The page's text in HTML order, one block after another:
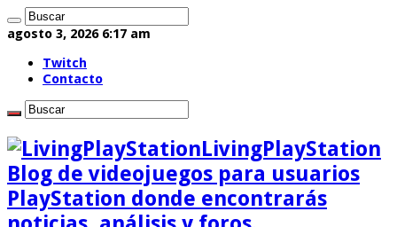
agosto 3, 2026 6:17 am
Twitch
Contacto
LivingPlayStation
Blog de videojuegos para usuarios
PlayStation donde encontrarás